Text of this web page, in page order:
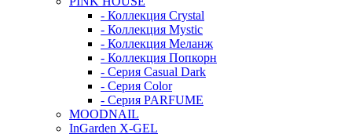
- Коллекция Crystal
- Коллекция Mystic
- Коллекция Меланж
- Коллекция Попкорн
- Серия Casual Dark
- Серия Color
- Серия PARFUME
MOODNAIL
InGarden X-GEL